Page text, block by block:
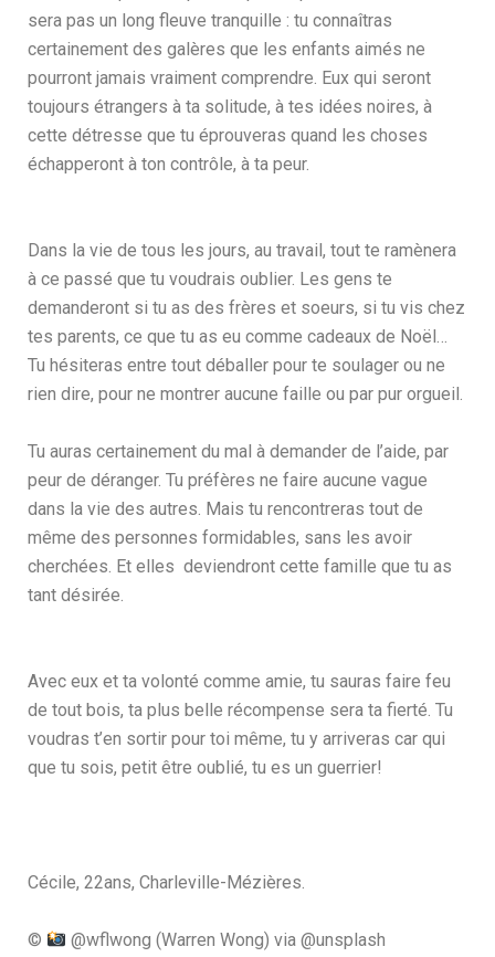
sera pas un long fleuve tranquille : tu connaîtras
certainement des galères que les enfants aimés ne
pourront jamais vraiment comprendre. Eux qui seront
toujours étrangers à ta solitude, à tes idées noires, à
cette détresse que tu éprouveras quand les choses
échapperont à ton contrôle, à ta peur.
Dans la vie de tous les jours, au travail, tout te ramènera
à ce passé que tu voudrais oublier. Les gens te
demanderont si tu as des frères et soeurs, si tu vis chez
tes parents, ce que tu as eu comme cadeaux de Noël…
Tu hésiteras entre tout déballer pour te soulager ou ne
rien dire, pour ne montrer aucune faille ou par pur orgueil.
Tu auras certainement du mal à demander de l’aide, par
peur de déranger. Tu préfères ne faire aucune vague
dans la vie des autres. Mais tu rencontreras tout de
même des personnes formidables, sans les avoir
cherchées. Et elles deviendront cette famille que tu as
tant désirée.
Avec eux et ta volonté comme amie, tu sauras faire feu
de tout bois, ta plus belle récompense sera ta fierté. Tu
voudras t’en sortir pour toi même, tu y arriveras car qui
que tu sois, petit être oublié, tu es un guerrier!
Cécile, 22ans, Charleville-Mézières.
©
@wflwong (Warren Wong) via @unsplash